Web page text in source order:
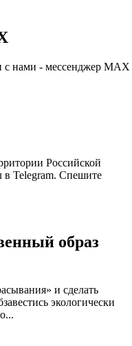
с нами - мессенджер MAX
Российской
в Telegram. Спешите
образ
и сделать
экологически